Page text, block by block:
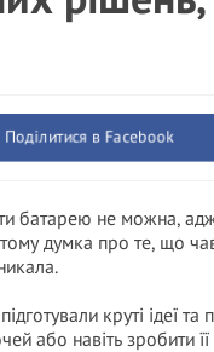
Поділитися в Facebook
батарею не можна,
думка про те, що
круті ідеї та
або навіть зробити